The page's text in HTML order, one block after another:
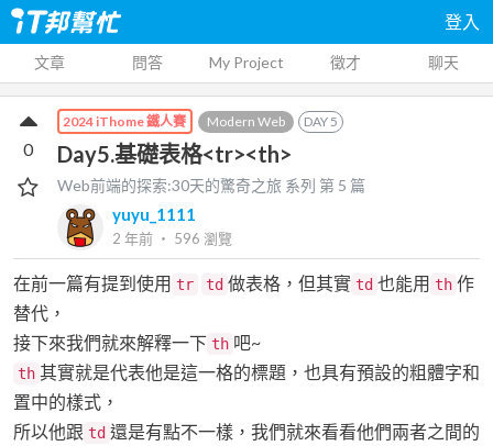
登入
文章 問答 My Project 徵才 聊天
2024 iThome 鐵人賽 Modern Web DAY5
Day5.基礎表格<tr><th>
Web前端的探索:30天的驚奇之旅 系列 第 5 篇
yuyu_1111
2 年前 ‧ 596 瀏覽
0
在前一篇有提到使用 tr td 做表格，但其實 td 也能用 th 作
替代，
接下來我們就來解釋一下 th 吧~
th 其實就是代表他是這一格的標題，也具有預設的粗體字和
置中的樣式，
所以他跟 td 還是有點不一樣，我們就來看看他們兩者之間的